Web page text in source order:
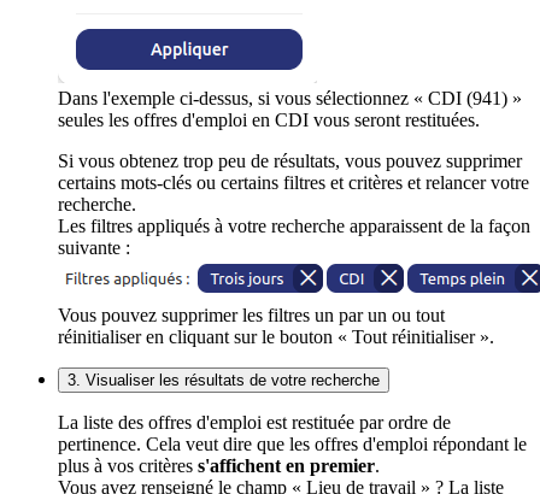
Dans l'exemple ci-dessus, si vous sélectionnez « CDI (941) »
seules les offres d'emploi en CDI vous seront restituées.
Si vous obtenez trop peu de résultats, vous pouvez supprimer
certains mots-clés ou certains filtres et critères et relancer votre
recherche.
Les filtres appliqués à votre recherche apparaissent de la façon
suivante :
Vous pouvez supprimer les filtres un par un ou tout
réinitialiser en cliquant sur le bouton « Tout réinitialiser ».
3. Visualiser les résultats de votre recherche
La liste des offres d'emploi est restituée par ordre de
pertinence. Cela veut dire que les offres d'emploi répondant le
plus à vos critères s'affichent en premier.
Vous avez renseigné le champ « Lieu de travail » ? La liste